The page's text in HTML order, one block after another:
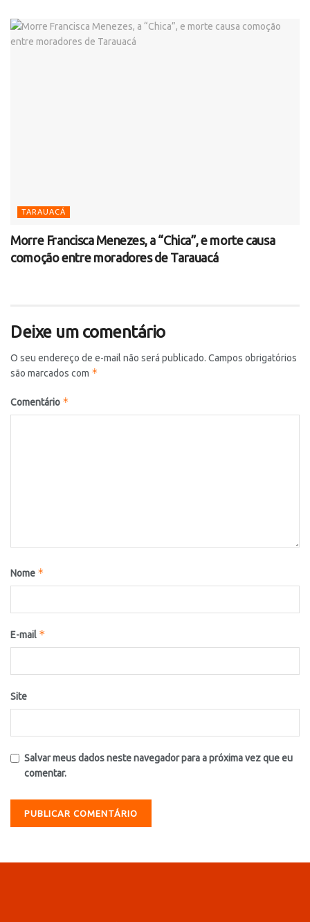
TARAUACÁ
Morre Francisca Menezes, a “Chica”, e morte causa
comoção entre moradores de Tarauacá
Deixe um comentário
O seu endereço de e-mail não será publicado. Campos obrigatórios
são marcados com *
Comentário *
Nome *
E-mail *
Site
Salvar meus dados neste navegador para a próxima vez que eu
comentar.